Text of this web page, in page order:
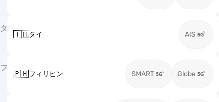
タ
🇹🇭タイ AIS
フ
🇵🇭フィリピン SMART Globe